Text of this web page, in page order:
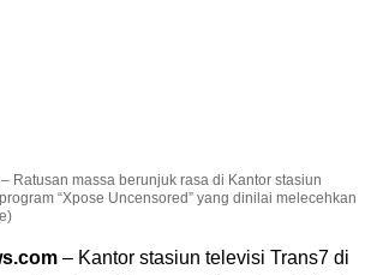
Ratusan massa berunjuk rasa di Kantor stasiun
“Xpose Uncensored” yang dinilai melecehkan
– Kantor stasiun televisi Trans7 di